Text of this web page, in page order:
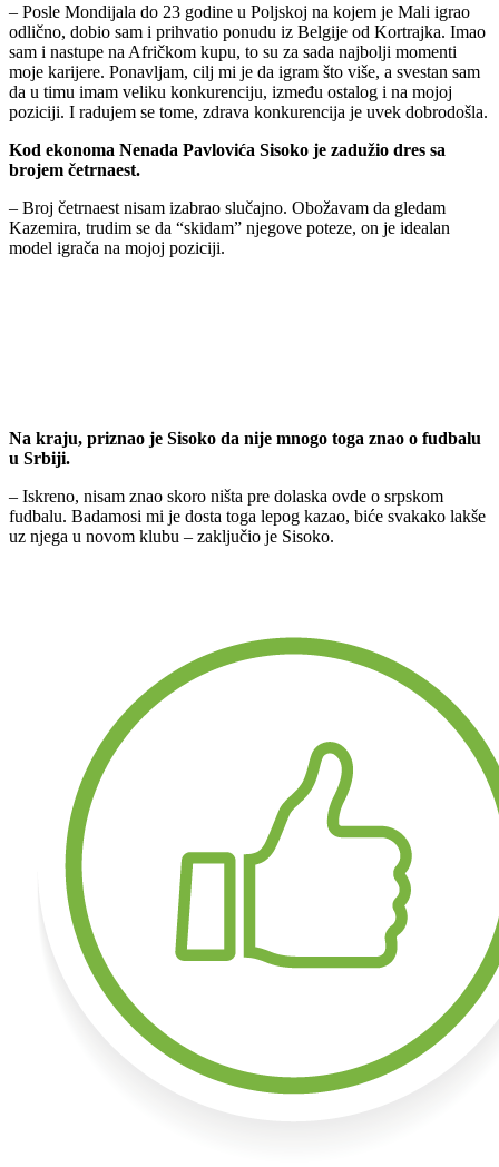
– Posle Mondijala do 23 godine u Poljskoj na kojem je Mali igrao
odlično, dobio sam i prihvatio ponudu iz Belgije od Kortrajka. Imao
sam i nastupe na Afričkom kupu, to su za sada najbolji momenti
moje karijere. Ponavljam, cilj mi je da igram što više, a svestan sam
da u timu imam veliku konkurenciju, između ostalog i na mojoj
poziciji. I radujem se tome, zdrava konkurencija je uvek dobrodošla.
Kod ekonoma Nenada Pavlovića Sisoko je zadužio dres sa
brojem četrnaest.
– Broj četrnaest nisam izabrao slučajno. Obožavam da gledam
Kazemira, trudim se da “skidam” njegove poteze, on je idealan
model igrača na mojoj poziciji.
Na kraju, priznao je Sisoko da nije mnogo toga znao o fudbalu
u Srbiji.
– Iskreno, nisam znao skoro ništa pre dolaska ovde o srpskom
fudbalu. Badamosi mi je dosta toga lepog kazao, biće svakako lakše
uz njega u novom klubu – zaključio je Sisoko.